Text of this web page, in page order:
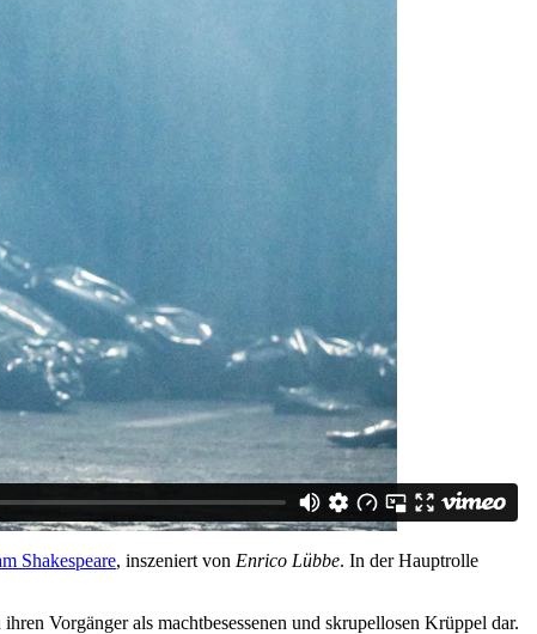
Shakespeare, inszeniert von Enrico Lübbe. In der Hauptrolle
Vorgänger als machtbesessenen und skrupellosen Krüppel dar.